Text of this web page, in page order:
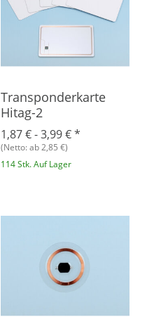
Transponderkarte
Hitag-2
1,87 € -3,99 €*
(Netto: ab 2,85 €)
114 Stk. Auf Lager